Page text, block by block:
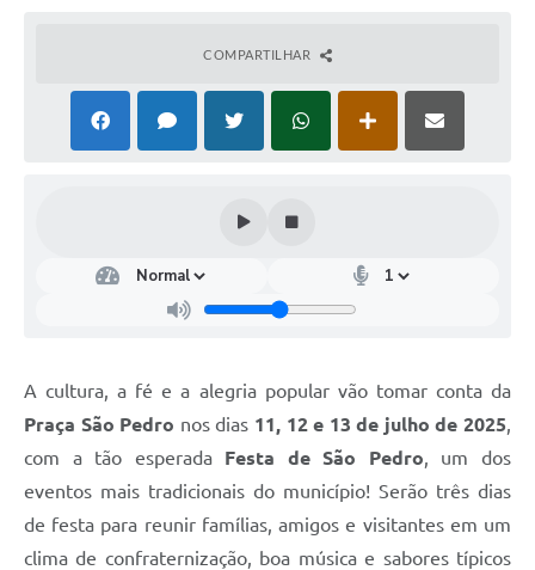
COMPARTILHAR
A cultura, a fé e a alegria popular vão tomar conta da
Praça São Pedro nos dias 11, 12 e 13 de julho de 2025
com a tão esperada Festa de São Pedro , um dos
eventos mais tradicionais do município! Serão três dias
de festa para reunir famílias, amigos e visitantes em um
clima de confraternização, boa música e sabores típicos